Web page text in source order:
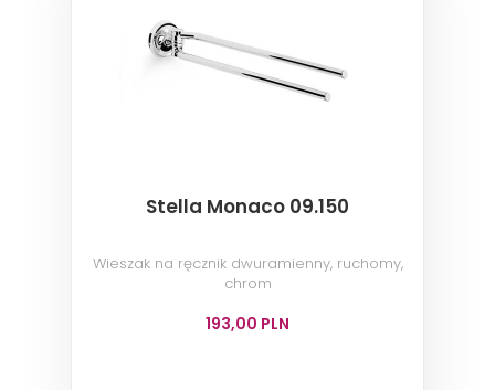
Stella Monaco 09.150
Wieszak na ręcznik dwuramienny, ruchomy,
chrom
193,00 PLN